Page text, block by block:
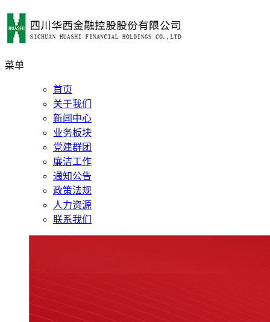
菜单
首页
关于我们
新闻中心
业务板块
党建群团
廉洁工作
通知公告
政策法规
人力资源
联系我们